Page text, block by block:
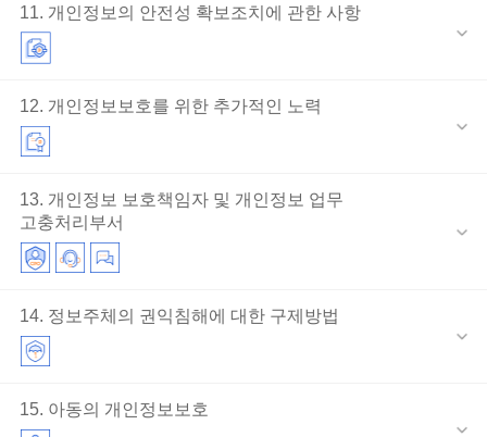
11. 개인정보의 안전성 확보조치에 관한 사항
12. 개인정보보호를 위한 추가적인 노력
13. 개인정보 보호책임자 및 개인정보 업무
고충처리부서
14. 정보주체의 권익침해에 대한 구제방법
15. 아동의 개인정보보호